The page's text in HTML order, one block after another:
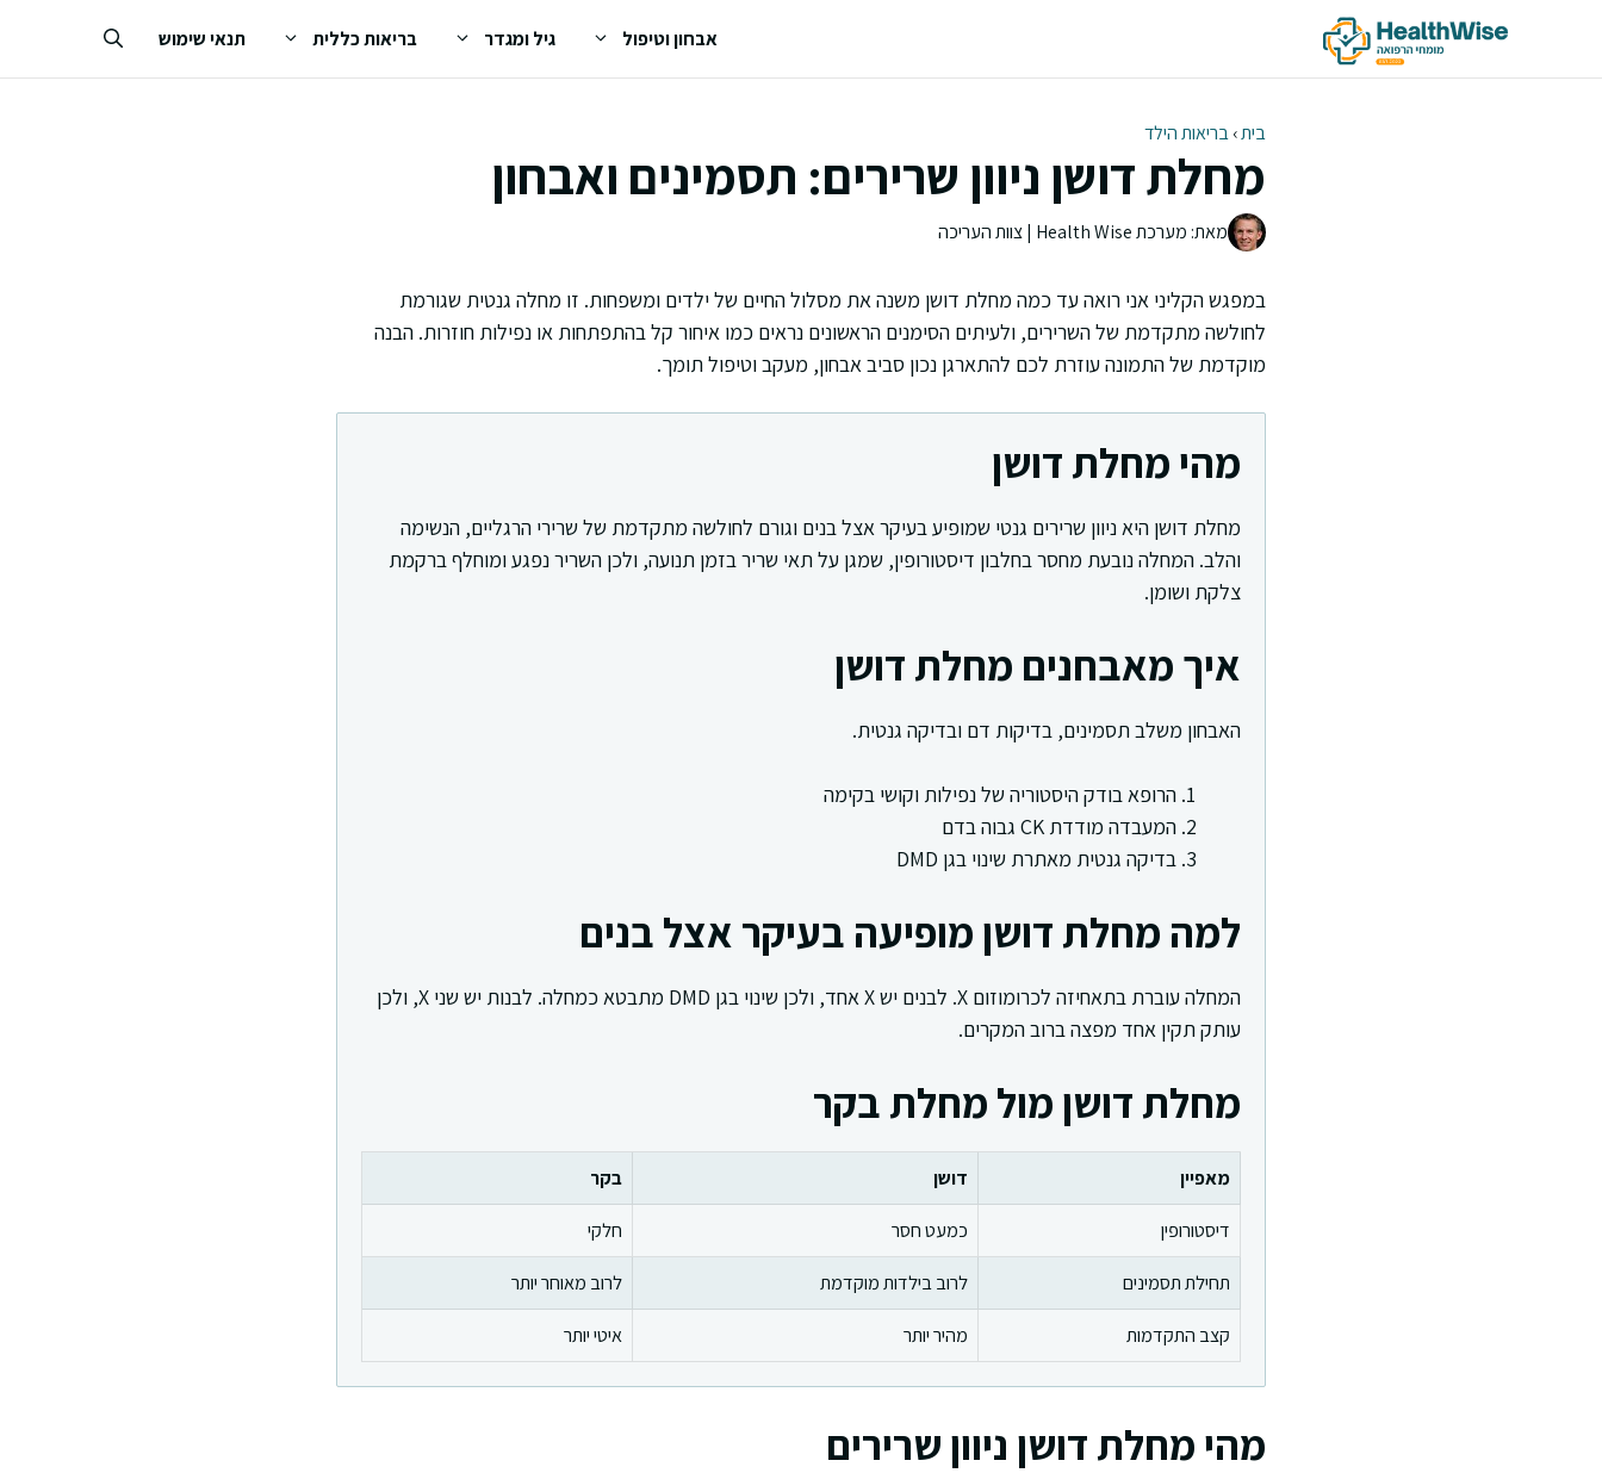
אבחון וטיפול גיל ומגדר בריאות כללית תנאי שימוש
בית›בריאות הילד
מחלת דושן ניוון שרירים: תסמינים ואבחון
מאת: מערכת Health Wise | צוות העריכה
במפגש הקליני אני רואה עד כמה מחלת דושן משנה את מסלול החיים של ילדים ומשפחות. זו מחלה גנטית שגורמת
לחולשה מתקדמת של השרירים, ולעיתים הסימנים הראשונים נראים כמו איחור קל בהתפתחות או נפילות חוזרות. הבנה
מוקדמת של התמונה עוזרת לכם להתארגן נכון סביב אבחון, מעקב וטיפול תומך.
מהי מחלת דושן
מחלת דושן היא ניוון שרירים גנטי שמופיע בעיקר אצל בנים וגורם לחולשה מתקדמת של שרירי הרגליים, הנשימה
והלב. המחלה נובעת מחסר בחלבון דיסטורופין, שמגן על תאי שריר בזמן תנועה, ולכן השריר נפגע ומוחלף ברקמת
צלקת ושומן.
איך מאבחנים מחלת דושן
האבחון משלב תסמינים, בדיקות דם ובדיקה גנטית.
הרופא בודק היסטוריה של נפילות וקושי בקימה
המעבדה מודדת CK גבוה בדם
בדיקה גנטית מאתרת שינוי בגן DMD
למה מחלת דושן מופיעה בעיקר אצל בנים
המחלה עוברת בתאחיזה לכרומוזום X. לבנים יש X אחד, ולכן שינוי בגן DMD מתבטא כמחלה. לבנות יש שני X, ולכן
עותק תקין אחד מפצה ברוב המקרים.
מחלת דושן מול מחלת בקר
מאפיין דושן
בקר
דיסטורופין
כמעט חסר
חלקי
תחילת תסמינים
לרוב בילדות מוקדמת
לרוב מאוחר יותר
קצב התקדמות
מהיר יותר איטי יותר
מהי מחלת דושן ניוון שרירים